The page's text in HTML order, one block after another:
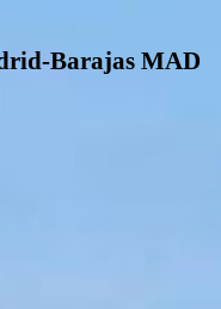
Barajas MAD